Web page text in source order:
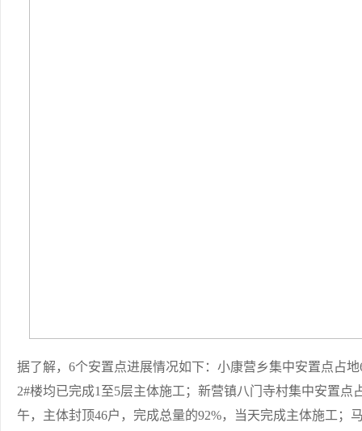
据了解，6个安置点进展情况如下：小康营乡集中安置点占
2#楼均已完成1至5层主体施工；新营镇八门寺村集中安置点
午，主体封顶46户，完成总量的92%，当天完成主体施工；